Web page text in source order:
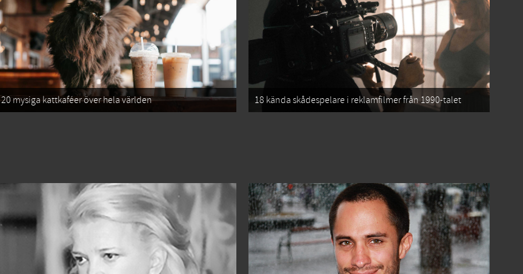
20 mysiga kattkaféer över hela världen 18 kända skådespelare i reklamfilmer från 1990-talet